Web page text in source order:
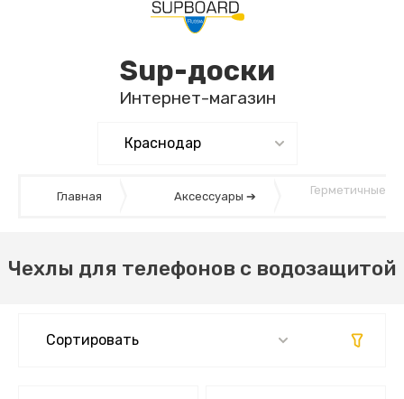
Sup-доски
Интернет-магазин
Главная Аксессуары ➔ Герметичные
Чехлы для телефонов с водозащитой
Сортировать